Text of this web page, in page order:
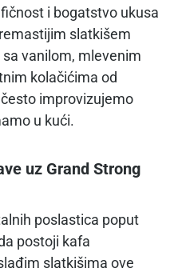
i bogatstvo ukusa
slatkišem
vanilom, mlevenim
kolačićima od
improvizujemo
u kući.
uz Grand Strong
poslastica poput
postoji kafa
slatkišima ove